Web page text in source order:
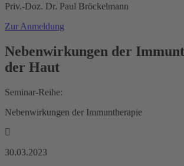
Priv.-Doz. Dr. Paul Bröckelmann
Zur Anmeldung
Nebenwirkungen der
der Haut
Seminar-Reihe:
Nebenwirkungen der Immuntherapie
30.03.2023